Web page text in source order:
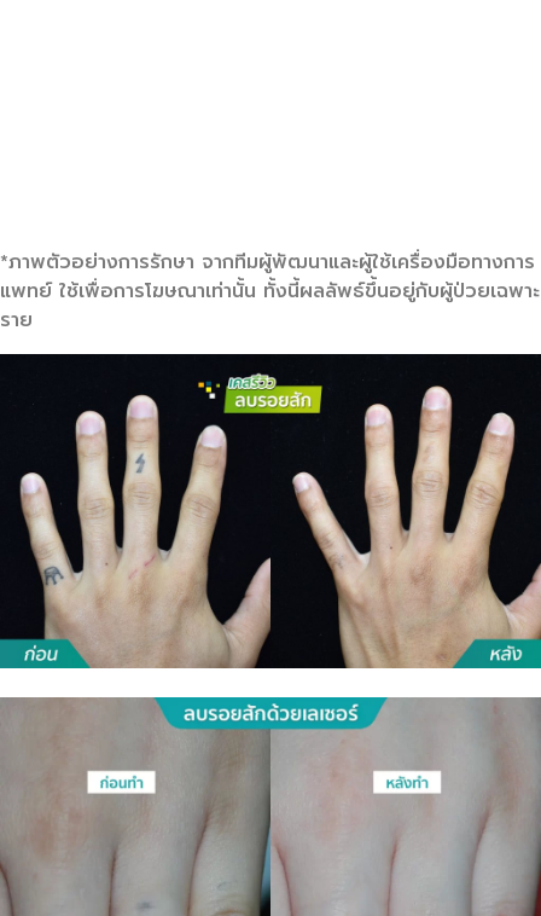
*ภาพตัวอย่างการรักษา จากทีมผู้พัฒนาและผู้ใช้เครื่องมือทางการ
แพทย์ ใช้เพื่อการโฆษณาเท่านั้น ทั้งนี้ผลลัพธ์ขึ้นอยู่กับผู้ป่วยเฉพาะ
ราย